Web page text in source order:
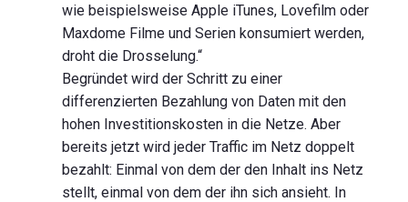
wie beispielsweise Apple iTunes, Lovefilm oder
Maxdome Filme und Serien konsumiert werden,
droht die Drosselung.“
Begründet wird der Schritt zu einer
differenzierten Bezahlung von Daten mit den
hohen Investitionskosten in die Netze. Aber
bereits jetzt wird jeder Traffic im Netz doppelt
bezahlt: Einmal von dem der den Inhalt ins Netz
stellt, einmal von dem der ihn sich ansieht. In